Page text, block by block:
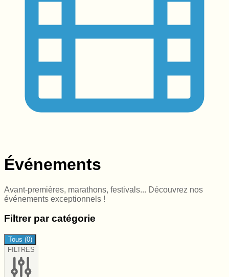
Événements
Avant-premières, marathons, festivals... Découvrez nos
événements exceptionnels !
Filtrer par catégorie
Tous (0)
FILTRES